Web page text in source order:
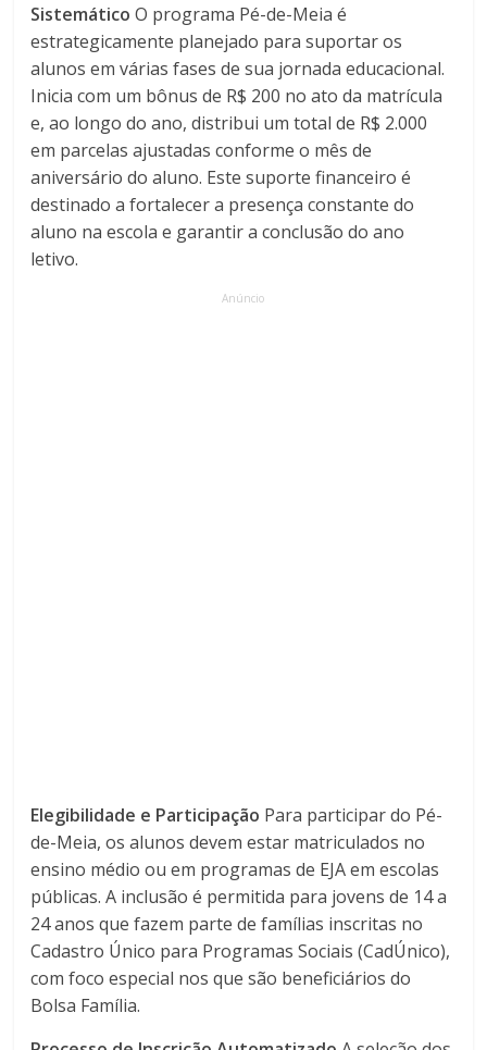
Sistemático O programa Pé-de-Meia é
estrategicamente planejado para suportar os
alunos em várias fases de sua jornada educacional.
Inicia com um bônus de R$ 200 no ato da matrícula
e, ao longo do ano, distribui um total de R$ 2.000
em parcelas ajustadas conforme o mês de
aniversário do aluno. Este suporte financeiro é
destinado a fortalecer a presença constante do
aluno na escola e garantir a conclusão do ano
letivo.
Anúncio
Elegibilidade e Participação Para participar do Pé-
de-Meia, os alunos devem estar matriculados no
ensino médio ou em programas de EJA em escolas
públicas. A inclusão é permitida para jovens de 14 a
24 anos que fazem parte de famílias inscritas no
Cadastro Único para Programas Sociais (CadÚnico),
com foco especial nos que são beneficiários do
Bolsa Família.